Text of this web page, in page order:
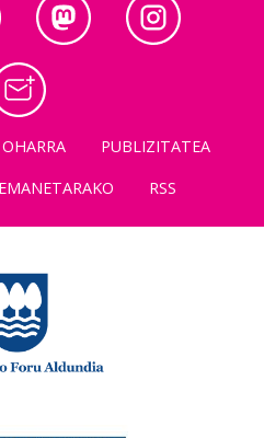
PUBLIZITATEA
RSS